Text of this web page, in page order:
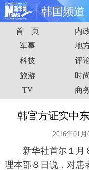
韩国频道
首页 时
娱乐 体
时尚 思客
港澳 台
能
图片 视
首 页 内
军事
地
科技
评
旅游
时尚
TV
商
韩官方证实中
2016年01月
新华社首尔１月８
理本部８日说，对患